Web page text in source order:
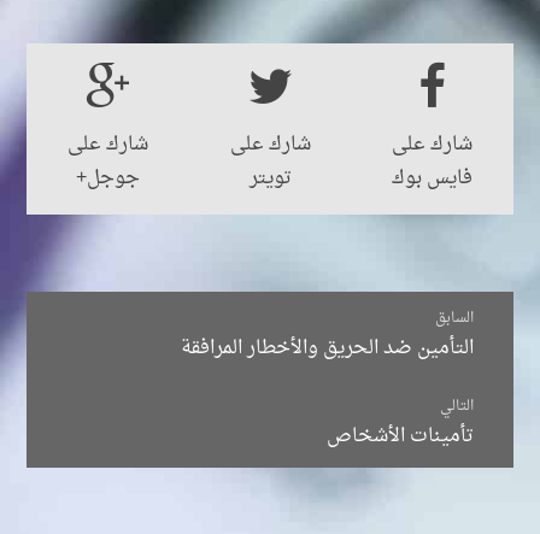
شارك على
فايس بوك
شارك على
تويتر
شارك على
جوجل+
الانتقال
بين
المقالات
السابق
التأمين ضد الحريق والأخطار المرافقة
التالي
تأمينات الأشخاص